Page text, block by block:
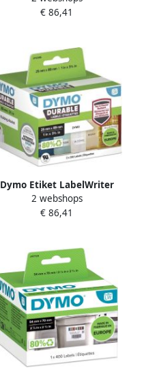
rollen Ã¡ 450 stuks wit
€ 86,41
Dymo Etiket LabelWriter
industrieel 25x89mm 2
rollen Ã¡ 350 stuks wit
2 webshops
€ 86,41